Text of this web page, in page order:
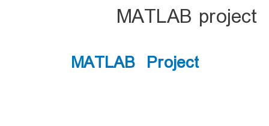
MATLAB project
MATLAB Project